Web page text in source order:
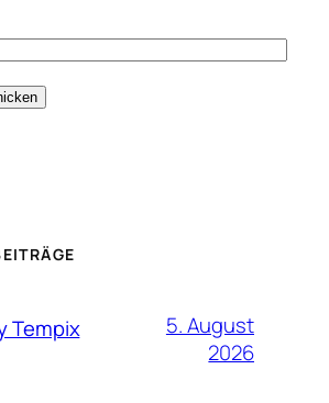
Tempix
5. August
2026